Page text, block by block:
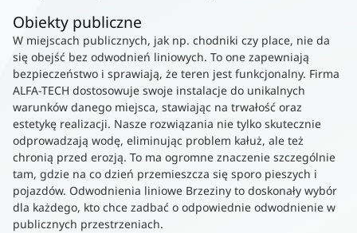
Obiekty publiczne
W miejscach publicznych, jak np. chodniki czy place, nie da
się obejść bez odwodnień liniowych. To one zapewniają
bezpieczeństwo i sprawiają, że teren jest funkcjonalny. Firma
ALFA-TECH dostosowuje swoje instalacje do unikalnych
warunków danego miejsca, stawiając na trwałość oraz
estetykę realizacji. Nasze rozwiązania nie tylko skutecznie
odprowadzają wodę, eliminując problem kałuż, ale też
chronią przed erozją. To ma ogromne znaczenie szczególnie
tam, gdzie na co dzień przemieszcza się sporo pieszych i
pojazdów. Odwodnienia liniowe Brzeziny to doskonały wybór
dla każdego, kto chce zadbać o odpowiednie odwodnienie w
publicznych przestrzeniach.